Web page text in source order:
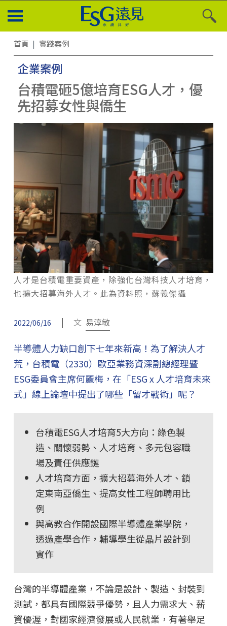
首頁 實踐案例
企業案例
台積電砸5億培育ESG人才，優
先招募女性與僑生
人才是台積電重要資產，除強化台灣科技人才培育，
也擴大招募海外人才。此為資料照，蘇義傑攝
2022/06/16 | 文 易淳敏
半導體人力缺口創下七年來新高！為了解決人才
荒，台積電（2330）歐亞業務資深副總經理暨
ESG委員會主席何麗梅，在「ESG x 人才培育未來
式」線上論壇中提出了哪些「留才戰術」呢？
台積電ESG人才培育5大方向：綠色製
造、關懷弱勢、人才培育、多元包容職
場及責任供應鏈
人才培育方面，擴大招募海外人才、鎖
定東南亞僑生、提高女性工程師聘用比
例
與高教合作開設國際半導體產業學院，
透過產學合作，輔導學生從晶片設計到
實作
台灣的半導體產業，不論是設計、製造、封裝到
測試，都具有國際競爭優勢，且人力需求大、薪
資優渥，對國家經濟發展或人民就業，有著舉足